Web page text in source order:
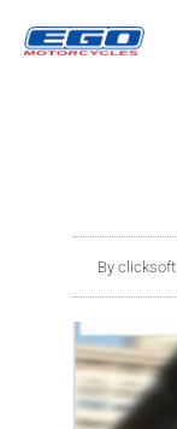
By clicksoft